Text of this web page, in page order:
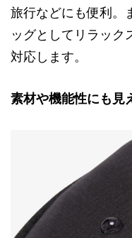
旅行などにも便利。
ッグとしてリラック
対応します。
素材や機能性にも見